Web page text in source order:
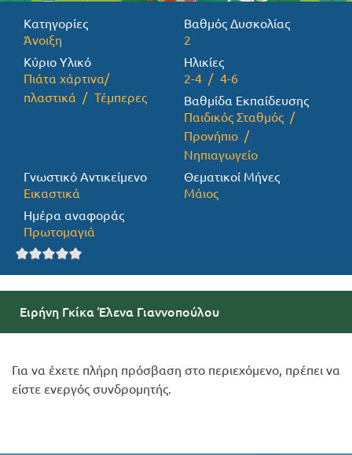
Προσφορές
Κατηγορίες
Άνοιξη
Βαθμός Δυσκολίας
2
Κύριο Υλικό
Πιάτα χάρτινα/
πλαστικά
Τέμπερες
Ηλικίες
2-4
4-6
Βαθμίδα Εκπαίδευσης
Παιδικός Σταθμός
Προνήπιο
Νηπιαγωγείο
Γνωστικό Αντικείμενο
Εικαστικά
Θεματικοί Μήνες
Μάιος
Ημέρα αναφοράς
Πρωτομαγιά
Ειρήνη Γκίκα Έλενα Γιαννοπούλου
Για να έχετε πλήρη πρόσβαση στο περιεχόμενο, πρέπει να
είστε ενεργός συνδρομητής.